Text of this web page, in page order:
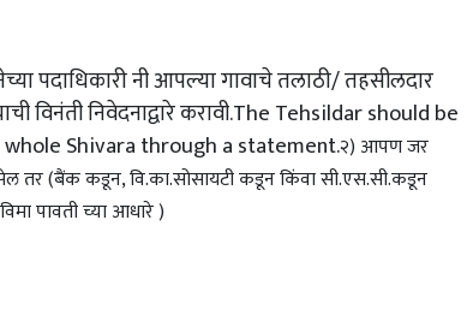
पदाधिकारी नी आपल्या गावाचे तलाठी/ तहसीलदार
विनंती निवेदनाद्वारे करावी.The Tehsildar should be
Shivara through a statement.२) आपण जर
तर (बैंक कडून, वि.का.सोसायटी कडून किंवा सी.एस.सी.कडून
पावती च्या आधारे )